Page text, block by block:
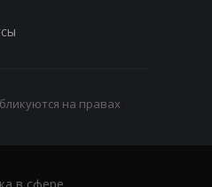
на правах